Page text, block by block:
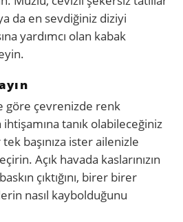
da en sevdiğiniz diziyi
yardımcı olan kabak
göre çevrenizde renk
tanık olabileceğiniz
başınıza ister ailenizle
Açık havada kaslarınızın
çıktığını, birer birer
nasıl kaybolduğunu